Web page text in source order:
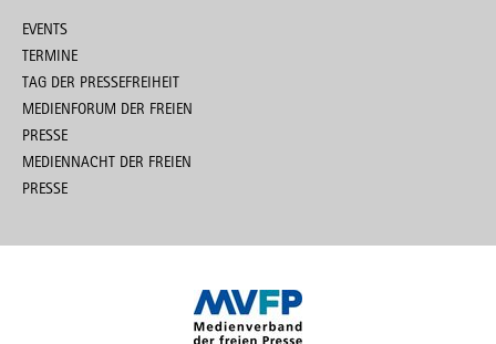
EVENTS
TERMINE
TAG DER PRESSEFREIHEIT
MEDIENFORUM DER FREIEN
PRESSE
MEDIENNACHT DER FREIEN
PRESSE